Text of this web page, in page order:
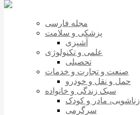
مجله فارسی
پزشکی و سلامت
آشپزی
علمی و تکنولوژی
تحصیلی
صنعت و تجارت و خدمات
حمل و نقل و خودرو
سبک زندگی و خانواده
زناشویی، مادر و کودک
سرگرمی